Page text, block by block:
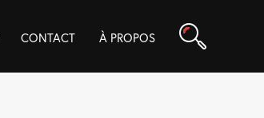
CONTACT À PROPOS Rechercher